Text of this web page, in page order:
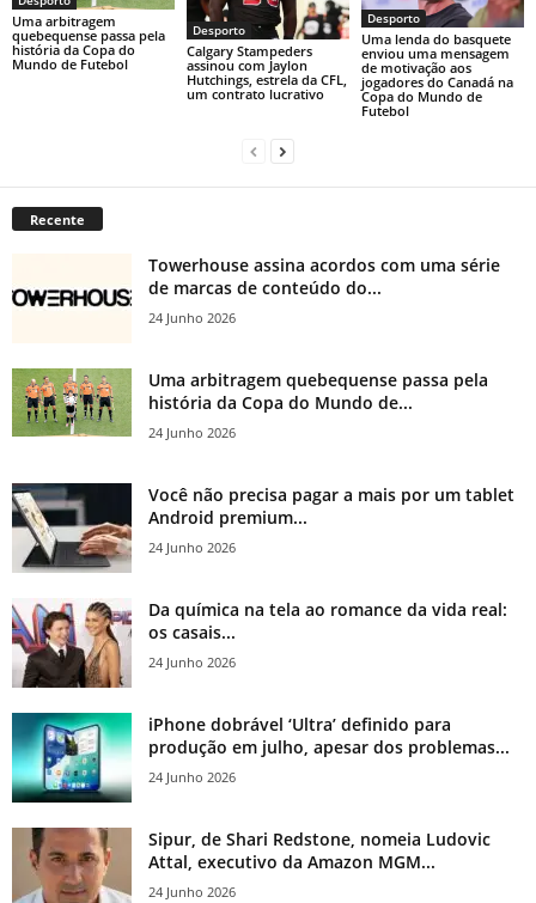
Uma arbitragem
quebequense passa pela
história da Copa do
Mundo de Futebol
Desporto
Calgary Stampeders
assinou com Jaylon
Hutchings, estrela da CFL,
um contrato lucrativo
Desporto
Uma lenda do basquete
enviou uma mensagem
de motivação aos
jogadores do Canadá na
Copa do Mundo de
Futebol
Recente
Towerhouse assina acordos com uma série
de marcas de conteúdo do...
24 Junho 2026
Uma arbitragem quebequense passa pela
história da Copa do Mundo de...
24 Junho 2026
Você não precisa pagar a mais por um tablet
Android premium...
24 Junho 2026
Da química na tela ao romance da vida real:
os casais...
24 Junho 2026
iPhone dobrável ‘Ultra’ definido para
produção em julho, apesar dos problemas...
24 Junho 2026
Sipur, de Shari Redstone, nomeia Ludovic
Attal, executivo da Amazon MGM...
24 Junho 2026